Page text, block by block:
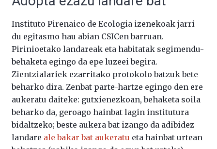
Instituto Pirenaico de Ecologia izenekoak jarri
du egitasmo hau abian CSICen barruan.
Pirinioetako landareak eta habitatak segimendu-
behaketa egingo da epe luzeei begira.
Zientzialariek ezarritako protokolo batzuk bete
beharko dira. Zenbat parte-hartze egingo den ere
aukeratu daiteke: gutxienezkoan, behaketa soila
beharko da, geroago hainbat lagin institutura
bidaltzeko; beste aukera bat izango da adibidez
landare ale bakar bat aukeratu eta hainbat urtean